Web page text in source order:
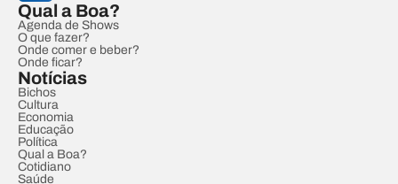
Qual a Boa?
Agenda de Shows
O que fazer?
Onde comer e beber?
Onde ficar?
Notícias
Bichos
Cultura
Economia
Educação
Política
Qual a Boa?
Cotidiano
Saúde